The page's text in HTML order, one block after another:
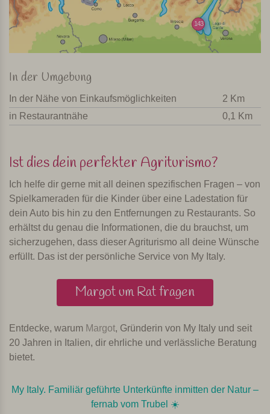
143
In der Umgebung
In der Nähe von Einkaufsmöglichkeiten
2 Km
in Restaurantnähe
0,1 Km
Ist dies dein perfekter Agriturismo?
Ich helfe dir gerne mit all deinen spezifischen Fragen – von
Spielkameraden für die Kinder über eine Ladestation für
dein Auto bis hin zu den Entfernungen zu Restaurants. So
erhältst du genau die Informationen, die du brauchst, um
sicherzugehen, dass dieser Agriturismo all deine Wünsche
erfüllt. Das ist der persönliche Service von My Italy.
Margot um Rat fragen
Entdecke, warum Margot, Gründerin von My Italy und seit
20 Jahren in Italien, dir ehrliche und verlässliche Beratung
bietet.
My Italy. Familiär geführte Unterkünfte inmitten der Natur –
fernab vom Trubel ☀️️️